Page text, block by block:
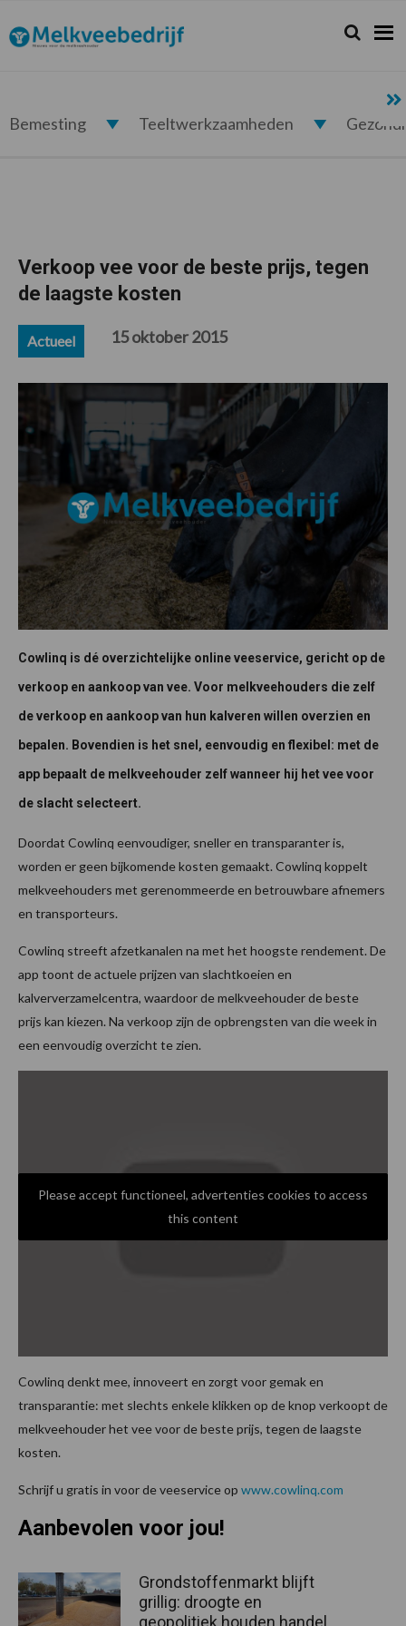
de
hoofdnavigatie
de
hoofd
de
eerste
de
voettekst
Melkveebedrijf.nl Zoeken...
Zoek
Bemesting Teeltwerkzaamheden
Verkoop vee voor de beste prijs, tegen
de laagste kosten
Actueel 15 oktober 2015
Cowlinq is dé overzichtelijke online veeservice, gericht op de
verkoop en aankoop van vee. Voor melkveehouders die zelf
de verkoop en aankoop van hun kalveren willen overzien en
bepalen. Bovendien is het snel, eenvoudig en flexibel: met de
app bepaalt de melkveehouder zelf wanneer hij het vee voor
de slacht selecteert.
Doordat Cowlinq eenvoudiger, sneller en transparanter is,
worden er geen bijkomende kosten gemaakt. Cowlinq koppelt
melkveehouders met gerenommeerde en betrouwbare afnemers
en transporteurs.
Cowlinq streeft afzetkanalen na met het hoogste rendement. De
app toont de actuele prijzen van slachtkoeien en
kalververzamelcentra, waardoor de melkveehouder de beste
prijs kan kiezen. Na verkoop zijn de opbrengsten van die week in
een eenvoudig overzicht te zien.
Please accept functioneel, advertenties cookies to access
this content
Cowlinq denkt mee, innoveert en zorgt voor gemak en
transparantie: met slechts enkele klikken op de knop verkoopt de
melkveehouder het vee voor de beste prijs, tegen de laagste
kosten.
Schrijf u gratis in voor de veeservice op www.cowlinq.com
Aanbevolen voor jou!
Grondstoffenmarkt blijft
grillig: droogte en
geopolitiek houden handel